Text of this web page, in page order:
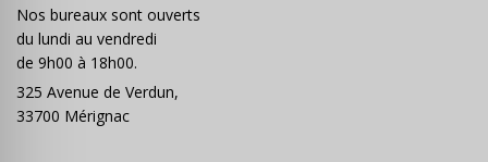
Nos bureaux sont ouverts
du lundi au vendredi
de 9h00 à 18h00.
325 Avenue de Verdun,
33700 Mérignac